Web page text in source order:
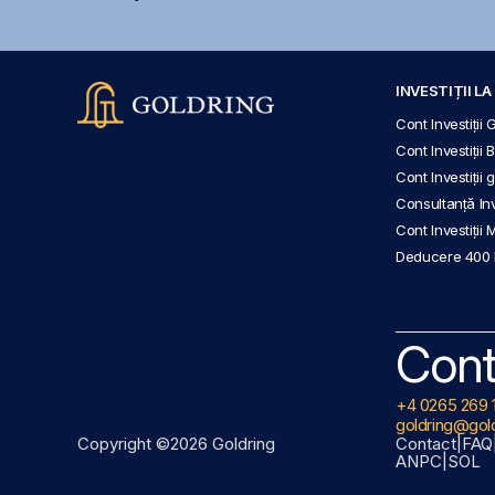
INVESTIȚII LA
Cont Investiții
Cont Investiții
Cont Investiții
Consultanță
Cont Investiții
Deducere 400
+4 0265 269
Copyright ©2026 Goldring
Contact FAQ
ANPC SOL